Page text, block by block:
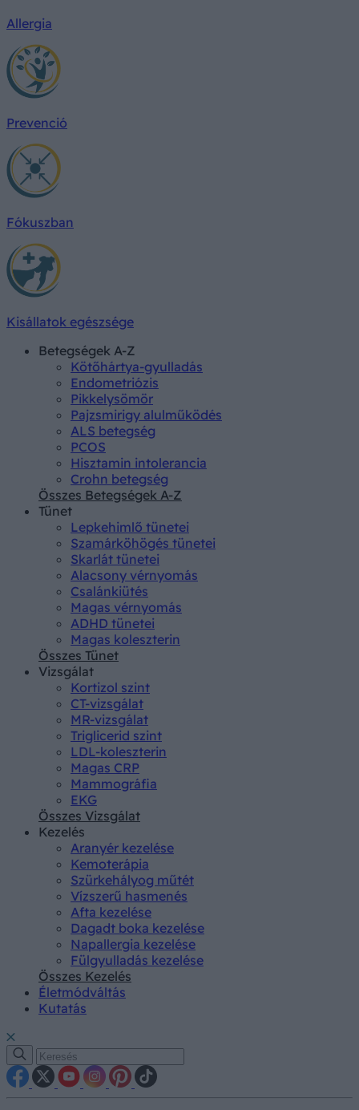
Allergia
Prevenció
Fókuszban
Kisállatok egészsége
Betegségek A-Z
Kötőhártya-gyulladás
Endometriózis
Pikkelysömör
Pajzsmirigy alulműködés
ALS betegség
PCOS
Hisztamin intolerancia
Crohn betegség
Összes Betegségek A-Z
Tünet
Lepkehimlő tünetei
Szamárköhögés tünetei
Skarlát tünetei
Alacsony vérnyomás
Csalánkiütés
Magas vérnyomás
ADHD tünetei
Magas koleszterin
Összes Tünet
Vizsgálat
Kortizol szint
CT-vizsgálat
MR-vizsgálat
Triglicerid szint
LDL-koleszterin
Magas CRP
Mammográfia
EKG
Összes Vizsgálat
Kezelés
Aranyér kezelése
Kemoterápia
Szürkehályog műtét
Vízszerű hasmenés
Afta kezelése
Dagadt boka kezelése
Napallergia kezelése
Fülgyulladás kezelése
Összes Kezelés
Életmódváltás
Kutatás